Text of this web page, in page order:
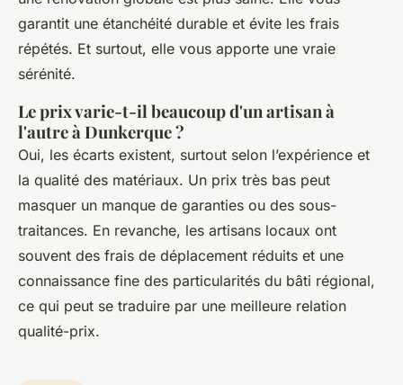
garantit une étanchéité durable et évite les frais
répétés. Et surtout, elle vous apporte une vraie
sérénité.
Le prix varie-t-il beaucoup d'un artisan à
l'autre à Dunkerque ?
Oui, les écarts existent, surtout selon l’expérience et
la qualité des matériaux. Un prix très bas peut
masquer un manque de garanties ou des sous-
traitances. En revanche, les artisans locaux ont
souvent des frais de déplacement réduits et une
connaissance fine des particularités du bâti régional,
ce qui peut se traduire par une meilleure relation
qualité-prix.